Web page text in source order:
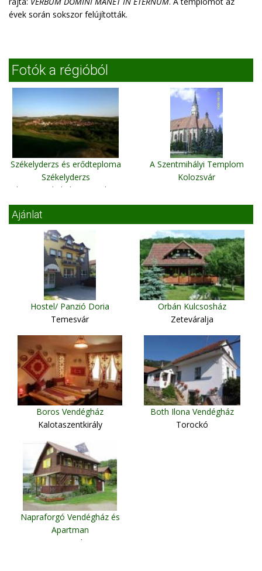
évek során sokszor felújították.
Fotók a régióból
Székelyderzs és erődteploma
Székelyderzs
(http://szekelyderzs.atw.hu)
A Szentmihályi Templom
Kolozsvár
Ajánlat
Hostel/ Panzió Doria
Temesvár
Orbán Kulcsosház
Zeteváralja
Boros Vendégház
Kalotaszentkirály
Both Ilona Vendégház
Torockó
Napraforgó Vendégház és
Apartman
Parajd